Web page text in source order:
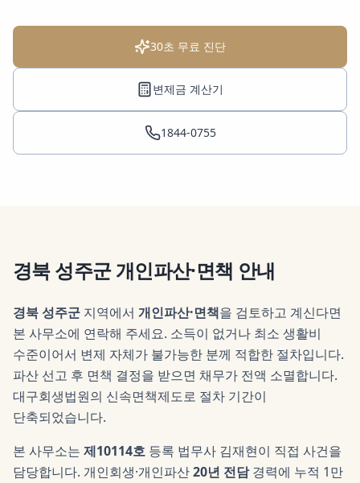
30초 무료 진단
변제금 계산기
1844-0755
경북 성주군개인파산·면책 안내
경북 성주군 지역에서 개인파산·면책을 검토하고 계신다면
본 사무소에 연락해 주세요. 소득이 없거나 최소 생활비
수준이어서 변제 자체가 불가능한 분께 적합한 절차입니다.
파산 선고 후 면책 결정을 받으면 채무가 전액 소멸합니다.
대구회생법원의 신속면책제도로 절차 기간이
단축되었습니다.
본 사무소는 제10114호 등록 법무사 김재현이 직접 사건을
담당합니다. 개인회생·개인파산20년 전담경력에 누적 1만